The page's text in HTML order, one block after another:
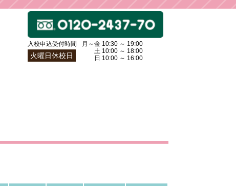
入校申込受付時間
月～金 10:30 ～ 19:00
土 10:00 ～ 18:00
日 10:00 ～ 16:00
火曜日休校日